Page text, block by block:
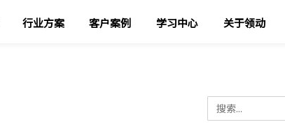
行业方案 客户案例 学习中心 关于领动